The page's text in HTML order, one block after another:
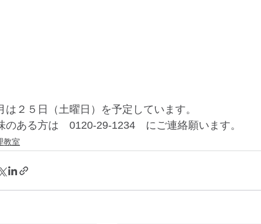
は２５日（土曜日）を予定しています。
のある方は　0120-29-1234　にご連絡願います。
教室